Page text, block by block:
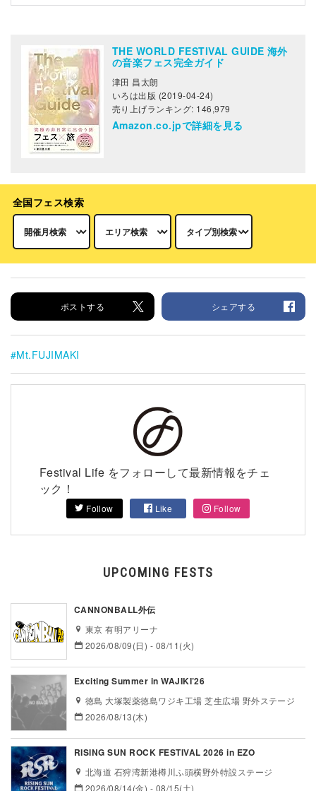
THE WORLD FESTIVAL GUIDE 海外
の音楽フェス完全ガイド
津田 昌太朗
いろは出版 (2019-04-24)
売り上げランキング: 146,979
Amazon.co.jpで詳細を見る
全国フェス検索
ポストする シェアする
Mt.FUJIMAKI
Festival Life をフォローして最新情報をチェ
ック！
Follow Like Follow
UPCOMING FESTS
CANNONBALL外伝
東京 有明アリーナ
2026/08/09(日) - 08/11(火)
Exciting Summer in WAJIKI’26
徳島 大塚製薬徳島ワジキ工場 芝生広場 野外ステージ
2026/08/13(木)
RISING SUN ROCK FESTIVAL 2026 in EZO
北海道 石狩湾新港樽川ふ頭横野外特設ステージ
2026/08/14(金) - 08/15(土)